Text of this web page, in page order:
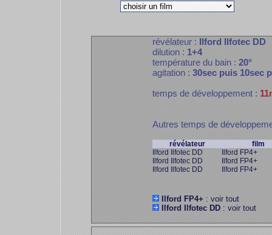
révélateur :Ilford Ilfotec DD
dilution :1+4
température du bain :20°
agitation :30sec puis 10sec
temps de développement :
Autres temps de
révélateur
film
Ilford Ilfotec DD
Ilford FP4+
Ilford Ilfotec DD
Ilford FP4+
Ilford Ilfotec DD
Ilford FP4+
Ilford FP4+: voir tout
Ilford Ilfotec DD: voir tout